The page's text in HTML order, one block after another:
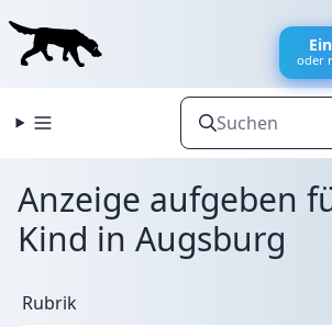
oder
Anzeige aufgeben
Kind in Augsburg
Rubrik